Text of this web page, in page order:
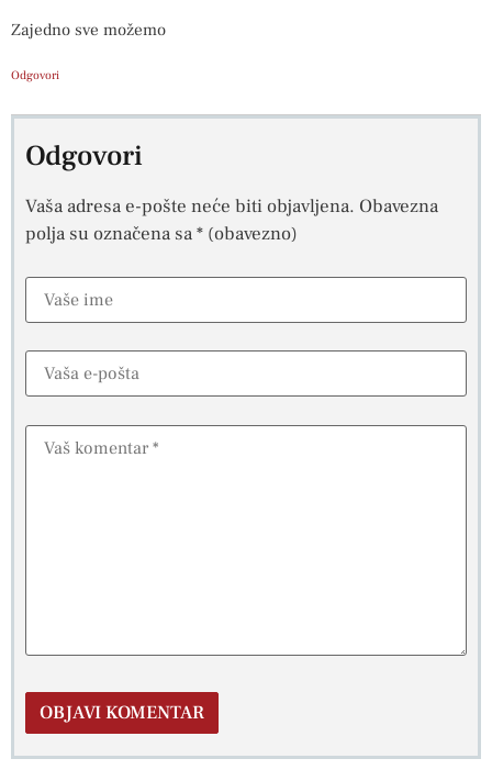
Zajedno sve možemo
Odgovori
Odgovori
Vaša adresa e-pošte neće biti objavljena. Obavezna
polja su označena sa* (obavezno)